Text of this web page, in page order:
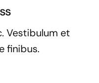
Vestibulum et
finibus.